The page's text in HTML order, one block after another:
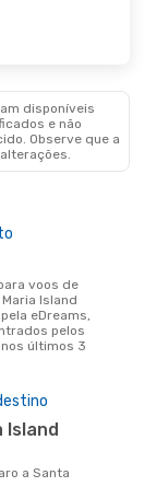
disponíveis
e não
Observe que a
Island
eDreams,
pelos
últimos 3